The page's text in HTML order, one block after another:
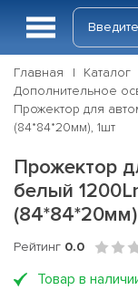
Главная Каталог
Дополнительное
Прожектор для
(84*84*20мм), 1шт
Прожектор
белый
Рейтинг 0.0
Товар в